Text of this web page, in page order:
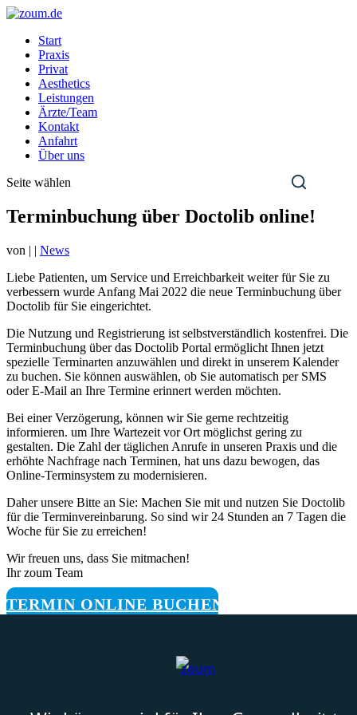
Start
Praxis
Privat
Aesthetics
Leistungen
Ärzte/Team
Kontakt
Anfahrt
Über uns
Seite wählen
Terminbuchung über Doctolib online!
von | | News
Liebe Patienten, um Service und Erreichbarkeit weiter für Sie zu
verbessern wurde Anfang Mai 2022 die neue Terminbuchung über
Doctolib für Sie eingerichtet.
Die Nutzung und Registrierung ist selbstverständlich kostenfrei. Die
Terminbuchung über das Doctolib Portal ermöglicht Ihnen jetzt
spezielle Terminarten anzuwählen und direkt in unserem Kalender
zu buchen. Sie können auswählen, ob Sie automatisch per SMS
oder E-Mail an Ihre Termine erinnert werden möchten.
Bei einer Verzögerung, können wir Sie gerne rechtzeitig
informieren. um Ihre Wartezeit vor Ort möglichst gering zu
gestalten. Die Zahl der täglichen Anrufe in unseren Praxis und die
erhöhte Nachfrage nach Terminen, hat uns dazu bewogen, das
Online-Terminsystem zu modernisieren.
Daher unsere Bitte an Sie: Machen Sie mit und nutzen Sie Doctolib
für die Terminvereinbarung. So sind wir 24 Stunden an 7 Tagen die
Woche für Sie zu erreichen!
Wir freuen uns, dass Sie mitmachen!
Ihr zoum Team
TERMIN ONLINE BUCHEN